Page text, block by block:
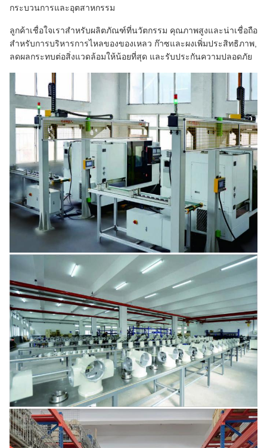
กระบวนการและอุตสาหกรรม
ลูกค้าเชื่อใจเราสําหรับผลิตภัณฑ์ที่นวัตกรรม คุณภาพสูงและน่าเชื่อถือ
สําหรับการบริหารการไหลของของเหลว ก๊าซและผงเพิ่มประสิทธิภาพ,
ลดผลกระทบต่อสิ่งแวดล้อมให้น้อยที่สุด และรับประกันความปลอดภัย